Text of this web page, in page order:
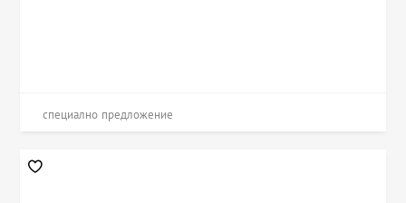
специално предложение